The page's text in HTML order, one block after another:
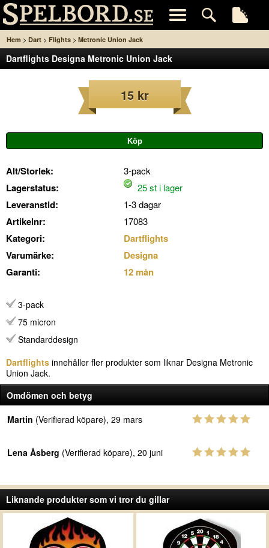
Hem > Dart > Flights > Metronic Union Jack
Dartflights Designa Metronic Union Jack
15 kr
Alt/Storlek: 3-pack
Lagerstatus: 25 st i lager
Leveranstid: 1-3 dagar
Artikelnr: 17083
Kategori:
Dartflights
Varumärke:
Designa
Garanti:
12 mån
3-pack
75 micron
Standarddesign
Dartflights innehåller fler produkter som liknar Designa Metronic
Union Jack.
Omdömen och betyg
Martin (Verifierad köpare), 29 mars
Lena Åsberg (Verifierad köpare), 20 juni
Liknande produkter som vi tror du gillar